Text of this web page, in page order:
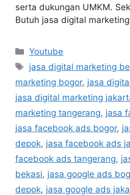
serta dukungan UMKM.
Butuh jasa digital
Youtube
jasa digital marketing
marketing bogor, jasa
jasa digital marketing
marketing tangerang, jasa
jasa facebook ads bogor,
depok, jasa facebook ads
facebook ads tangerang,
bekasi, jasa google ads
depok, jasa google ads